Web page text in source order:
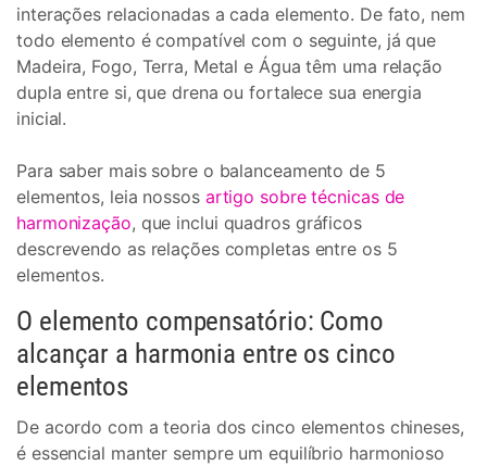
interações relacionadas a cada elemento. De fato, nem
todo elemento é compatível com o seguinte, já que
Madeira, Fogo, Terra, Metal e Água têm uma relação
dupla entre si, que drena ou fortalece sua energia
inicial.
Para saber mais sobre o balanceamento de 5
elementos, leia nossos artigo sobre técnicas de
harmonização, que inclui quadros gráficos
descrevendo as relações completas entre os 5
elementos.
O elemento compensatório: Como
alcançar a harmonia entre os cinco
elementos
De acordo com a teoria dos cinco elementos chineses,
é essencial manter sempre um equilíbrio harmonioso